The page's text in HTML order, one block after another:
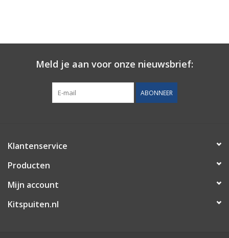
Meld je aan voor onze nieuwsbrief:
ABONNEER
Klantenservice
Producten
Mijn account
Kitspuiten.nl